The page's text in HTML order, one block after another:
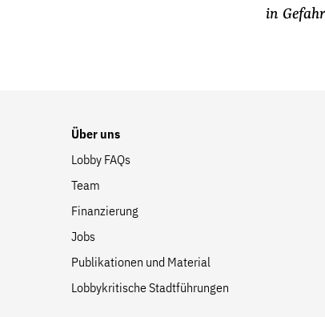
in
Über uns
Lobby FAQs
Team
Finanzierung
Jobs
Publikationen und Material
Lobbykritische Stadtführungen